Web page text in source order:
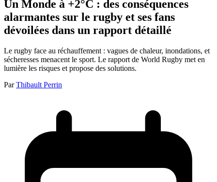
Un Monde à +2°C : des conséquences
alarmantes sur le rugby et ses fans
dévoilées dans un rapport détaillé
Le rugby face au réchauffement : vagues de chaleur, inondations, et
sécheresses menacent le sport. Le rapport de World Rugby met en
lumière les risques et propose des solutions.
Par Thibault Perrin